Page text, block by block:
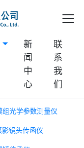
新
闻
中
心
联
系
我
们
组光学参数测量仪
影镜头传函仪